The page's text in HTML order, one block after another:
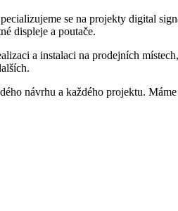
se na projekty digital
displeje a poutače.
a instalaci na prodejních
návrhu a každého projektu.